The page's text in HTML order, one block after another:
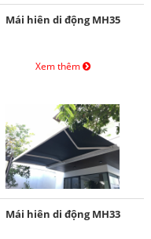
Mái hiên di động MH35
Xem thêm
Mái hiên di động MH33